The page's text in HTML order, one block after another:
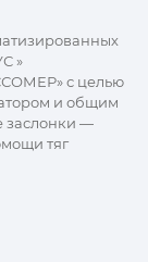
»
с целью
и общим
заслонки —
тяг